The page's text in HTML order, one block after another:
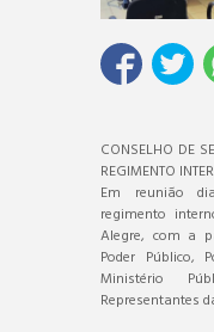
CONSELHO DE
REGIMENTO
Em reunião
regimento
Alegre, com a
Poder Público,
Ministério
Representantes